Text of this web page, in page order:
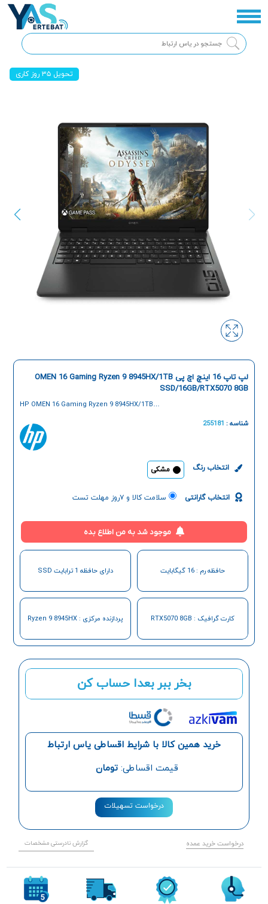
بخر ببر بعدا حساب کن
خرید همین کالا با شرایط اقساطی یاس ارتباط
قیمت اقساطی: تومان
درخواست تسهیلات
درخواست خرید عمده گزارش نادرستی مشخصات
لپ تاپ 16 اینچ اچ پی OMEN 16 Gaming Ryzen 9 8945HX/1TB
SSD/16GB/RTX5070 8GB
HP OMEN 16 Gaming Ryzen 9 8945HX/1TB
تحویل ۳۵ روز کاری
شناسه : 255181
انتخاب رنگ مشکی
انتخاب گارانتی سلامت کالا و ۷روز مهلت تست
موجود شد به من اطلاع بده
حافظه رم : 16 گیگابایت دارای حافظه 1 ترابایت SSD
کارت گرافیک : RTX5070 8GB پردازنده مرکزی : Ryzen 9 8945HX